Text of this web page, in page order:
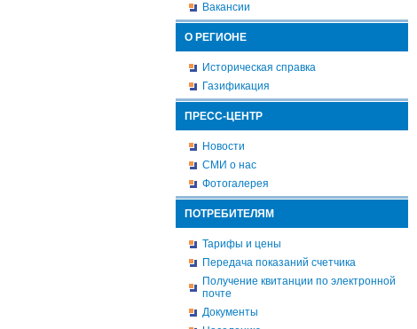
Вакансии
О РЕГИОНЕ
Историческая справка
Газификация
ПРЕСС-ЦЕНТР
Новости
СМИ о нас
Фотогалерея
ПОТРЕБИТЕЛЯМ
Тарифы и цены
Передача показаний счетчика
Получение квитанции по электронной
почте
Документы